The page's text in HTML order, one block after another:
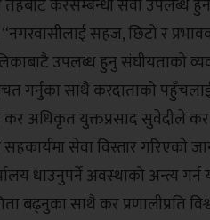
तहबाटै करसम्बन्धी सेवा उपलब्ध
सहज, छिटो र
उपलब्ध हुनु संघीयताको
गर्नुका साथै करदाताको
कर अधिकृत युक्तप्रसाद सुवेदीले
सेवा विस्तार गरिएको
धाउनुपर्ने अवस्थाको अन्त्य गर्न
बढ्नुका साथै कर प्रणालीप्रति